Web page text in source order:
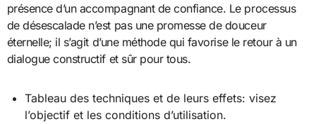
présence d’un accompagnant de confiance. Le processus
de désescalade n’est pas une promesse de douceur
éternelle; il s’agit d’une méthode qui favorise le retour à un
dialogue constructif et sûr pour tous.
Tableau des techniques et de leurs effets: visez
l’objectif et les conditions d’utilisation.